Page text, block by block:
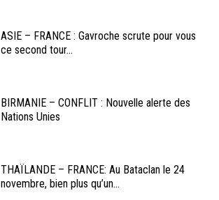
ASIE – FRANCE : Gavroche scrute pour vous
ce second tour...
BIRMANIE – CONFLIT : Nouvelle alerte des
Nations Unies
THAÏLANDE – FRANCE: Au Bataclan le 24
novembre, bien plus qu’un...